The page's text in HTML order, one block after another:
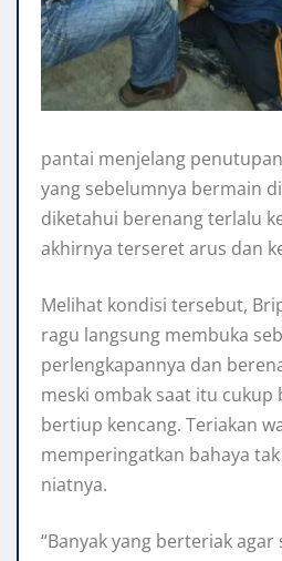
pantai menjelang
yang sebelumnya bermain
diketahui berenang terlalu
akhirnya terseret arus dan
Melihat kondisi tersebut,
ragu langsung membuka
perlengkapannya dan
meski ombak saat itu cukup
bertiup kencang. Teriakan
memperingatkan bahaya
niatnya.
“Banyak yang berteriak